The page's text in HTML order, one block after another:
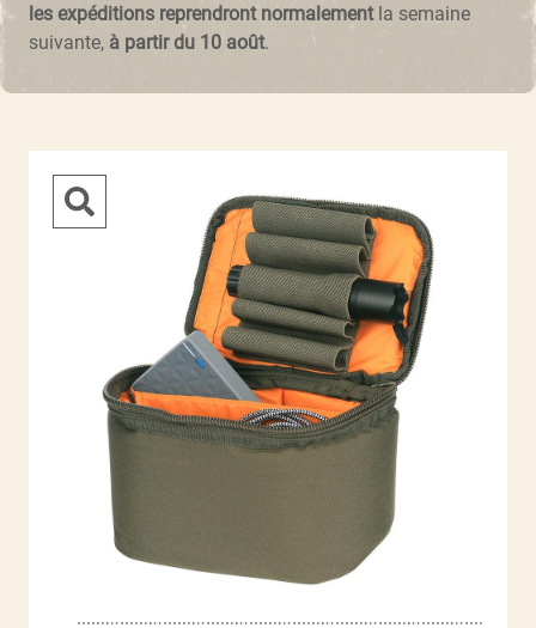
les expéditions reprendront normalementla semaine
suivante, à partir du 10 août.